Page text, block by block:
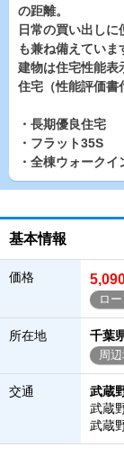
の距離。
日常の買い出し
も兼ね備えていま
建物は住宅性能表
住宅（性能評価書
・長期優良住宅
・フラット35S
・全棟ウォーク
基本情報
価格
ロ
所在地 千葉
周
交通
武蔵
武蔵
武蔵